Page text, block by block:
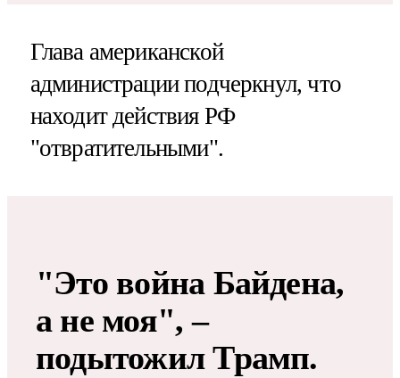
Глава американской
администрации подчеркнул, что
находит действия РФ
"отвратительными".
"Это война Байдена,
а не моя", –
подытожил Трамп.